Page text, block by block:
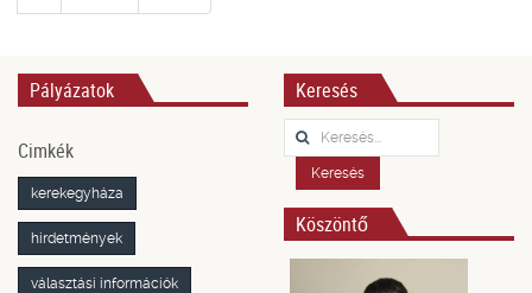
Pályázatok
Cimkék
kerekegyháza
hirdetmények
választási információk
Keresés
Keresés...
Keresés
Köszöntő